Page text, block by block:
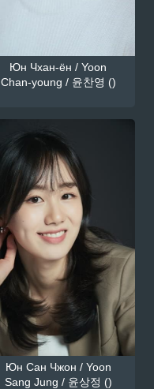
Юн Чхан-ён / Yoon
Chan-young / 윤찬영 ()
Юн Сан Чжон / Yoon
Sang Jung / 윤상정 ()